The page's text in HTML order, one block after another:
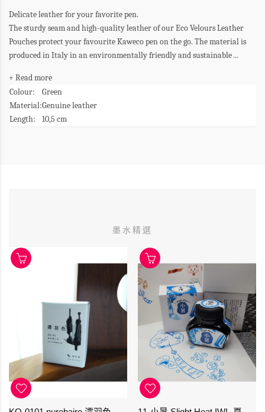
Delicate leather for your favorite pen.
The sturdy seam and high-quality leather of our Eco Velours Leather
Pouches protect your favourite Kaweco pen on the go. The material is
produced in Italy in an environmentally friendly and sustainable...
+ Read more
Colour:
Green
Material:Genuine leather
Length:
10,5 cm
墨水精選